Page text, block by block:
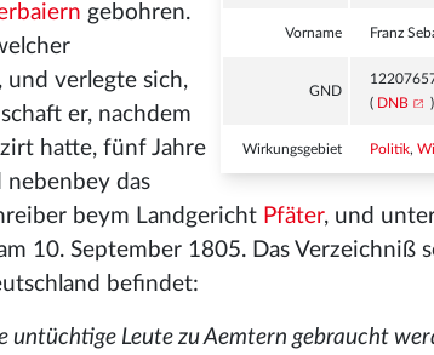
Vorname Franz
GND
( DNB )
Wirkungsgebiet Politik,
gebohren.
, und verlegte sich,
er, nachdem
hatte, fünf Jahre
nebenbey das
beym Landgericht Pfäter, und
10. September 1805. Das Verzeichniß
befindet:
Leute zu Aemtern gebraucht